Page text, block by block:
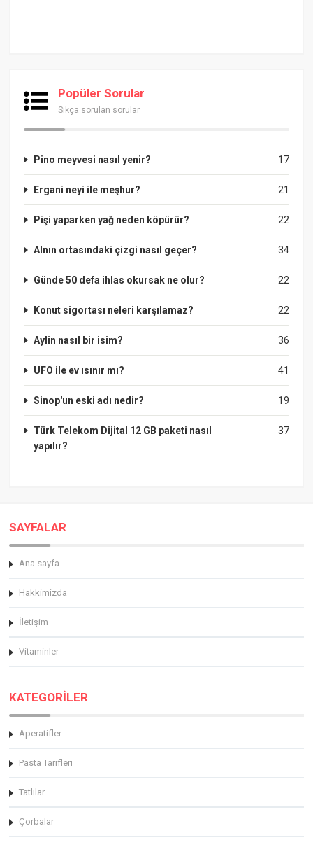
Popüler Sorular
Sıkça sorulan sorular
17
Pino meyvesi nasıl yenir?
21
Ergani neyi ile meşhur?
22
Pişi yaparken yağ neden köpürür?
34
Alnın ortasındaki çizgi nasıl geçer?
22
Günde 50 defa ihlas okursak ne olur?
22
Konut sigortası neleri karşılamaz?
36
Aylin nasıl bir isim?
41
UFO ile ev ısınır mı?
19
Sinop'un eski adı nedir?
37
Türk Telekom Dijital 12 GB paketi nasıl
yapılır?
SAYFALAR
Ana sayfa
Hakkimizda
İletişim
Vitaminler
KATEGORİLER
Aperatifler
Pasta Tarifleri
Tatlılar
Çorbalar